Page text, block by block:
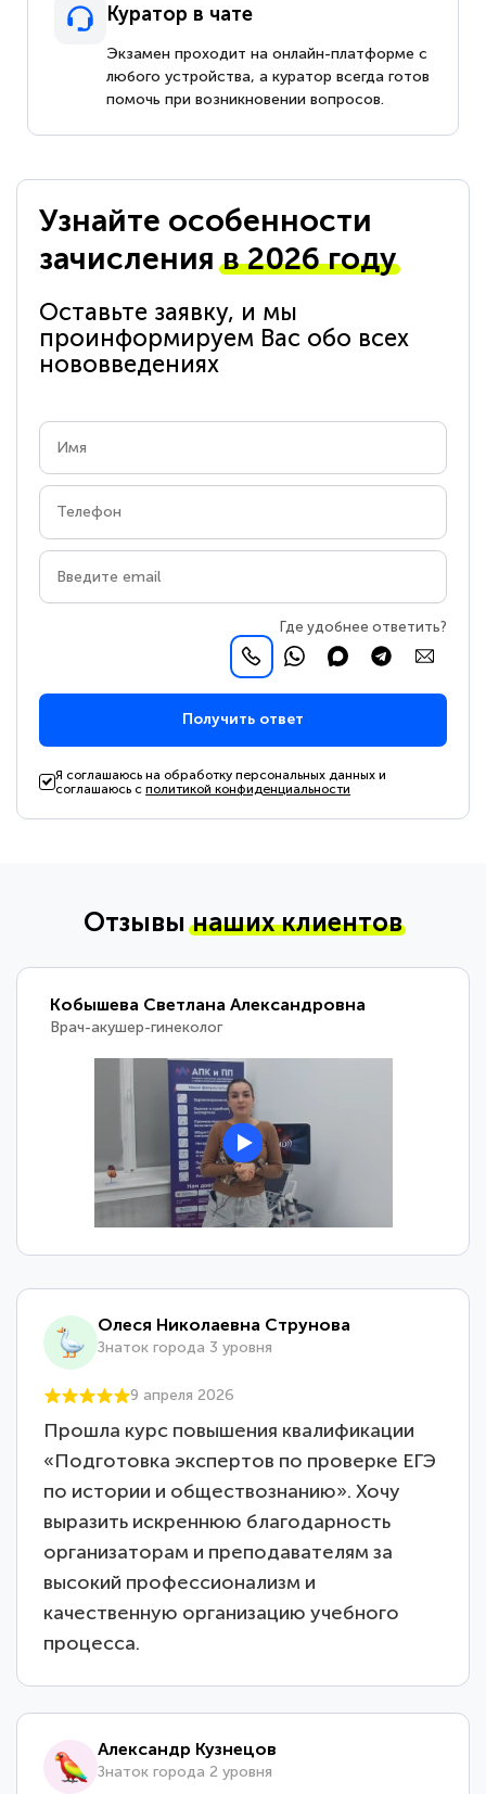
Куратор в чате
Экзамен проходит на онлайн-платформе с
любого устройства, а куратор всегда готов
помочь при возникновении вопросов.
Узнайте особенности
зачисленияв 2026 году
Оставьте заявку, и мы
проинформируем Вас обо всех
нововведениях
Где удобнее ответить?
Получить ответ
Я соглашаюсь на обработку персональных данных и
соглашаюсь сполитикой конфиденциальности
Отзывынаших клиентов
Кобышева Светлана Александровна
Врач-акушер-гинеколог
Олеся Николаевна Струнова
Знаток города 3 уровня
9 апреля 2026
Прошла курс повышения квалификации
«Подготовка экспертов по проверке ЕГЭ
по истории и обществознанию». Хочу
выразить искреннюю благодарность
организаторам и преподавателям за
высокий профессионализм и
качественную организацию учебного
процесса.
Александр Кузнецов
Знаток города 2 уровня